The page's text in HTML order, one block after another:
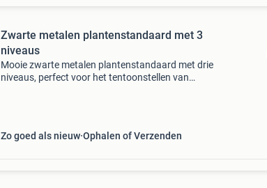
Zwarte metalen plantenstandaard met 3
niveaus
Mooie zwarte metalen plantenstandaard met drie
niveaus, perfect voor het tentoonstellen van
Zo goed als nieuw Ophalen of Verzenden